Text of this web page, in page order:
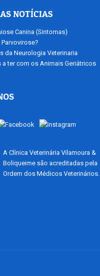
NOTÍCIAS
Canina (Sintomas)
Parvovirose?
da Neurologia Veterinaria
a ter com os Animais Geriátricos
A Clínica Veterinária Vilamoura &
Boliqueime são acreditadas pela
Ordem dos Médicos Veterinários.